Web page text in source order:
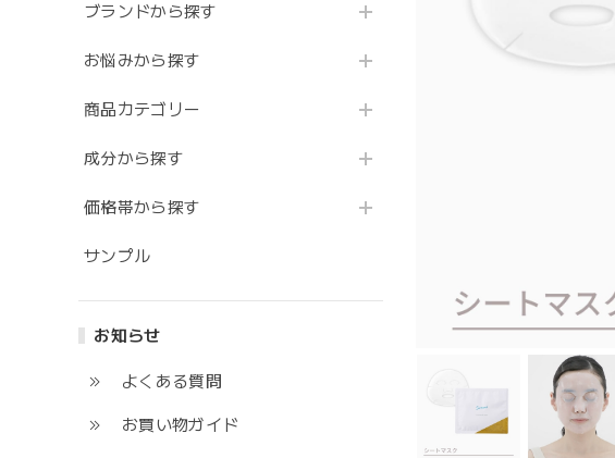
ブランドから探す
お悩みから探す
商品カテゴリー
成分から探す
価格帯から探す
サンプル
お知らせ
よくある質問
お買い物ガイド